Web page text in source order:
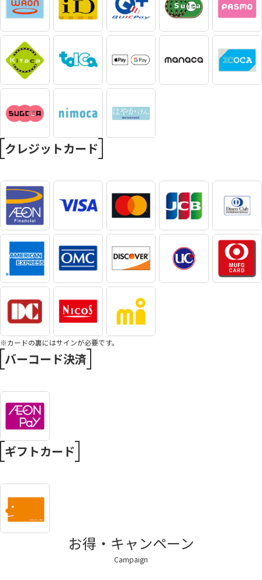
クレジットカード
※カードの裏にはサインが必要です。
バーコード決済
ギフトカード
お得・キャンペーン
Campaign